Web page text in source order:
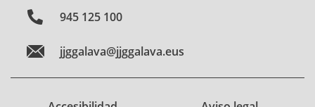
945 125 100
jjggalava@jjggalava.eus